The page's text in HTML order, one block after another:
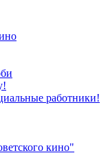
работники!
кино"